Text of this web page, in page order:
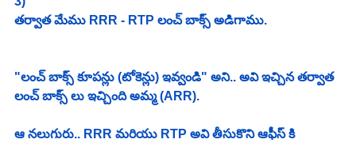
తర్వాత మేము RRR - RTP లంచ్ బాక్స్ అడిగాము.
"లంచ్ బాక్స్ కూపన్లు (టోకెన్లు) ఇవ్వండి" అని.. అవి ఇచ్చిన తర్వాత
లంచ్ బాక్స్ లు ఇచ్చింది అమ్మ (ARR).
ఆ నలుగురు.. RRR మరియు RTP అవి తీసుకొని ఆఫీస్ కి